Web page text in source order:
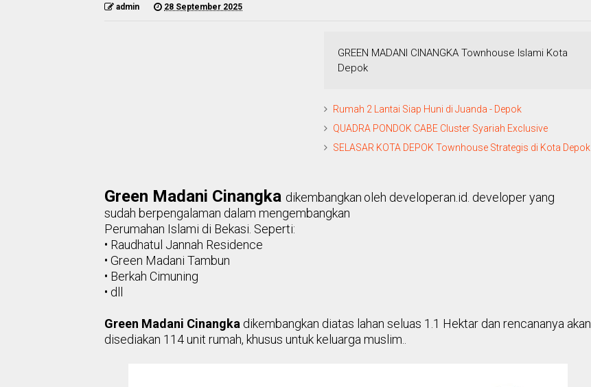
admin 28 September 2025
GREEN MADANI CINANGKA Townhouse Islami Kota
Depok
Rumah 2 Lantai Siap Huni di Juanda - Depok
QUADRA PONDOK CABE Cluster Syariah Exclusive
SELASAR KOTA DEPOK Townhouse Strategis di Kota Depok
Green Madani Cinangka dikembangkan oleh developeran.id. developer yang
sudah berpengalaman dalam mengembangkan
Perumahan Islami di Bekasi. Seperti:
• Raudhatul Jannah Residence
• Green Madani Tambun
• Berkah Cimuning
• dll
Green Madani Cinangka dikembangkan diatas lahan seluas 1.1 Hektar dan rencananya akan
disediakan 114 unit rumah, khusus untuk keluarga muslim..